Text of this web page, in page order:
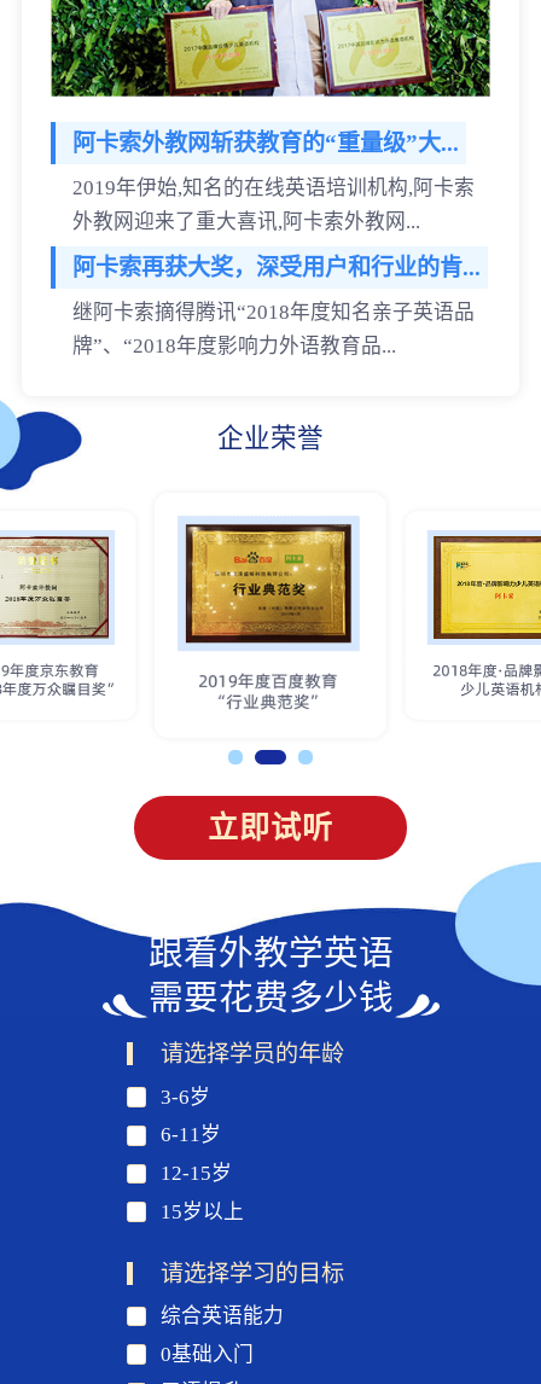
阿卡索外教网斩获教育的“重量级”大...
2019年伊始,知名的在线英语培训机构,阿卡索
外教网迎来了重大喜讯,阿卡索外教网...
阿卡索再获大奖，深受用户和行业的肯...
继阿卡索摘得腾讯“2018年度知名亲子英语品
牌”、“2018年度影响力外语教育品...
企业荣誉
立即试听
跟着外教学英语
需要花费多少钱
请选择学员的年龄
3-6岁
6-11岁
12-15岁
15岁以上
请选择学习的目标
综合英语能力
0基础入门